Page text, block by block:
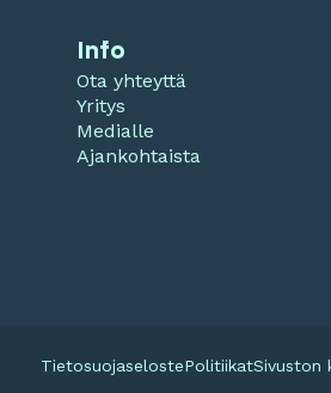
Info
Ota yhteyttä
Yritys
Medialle
Ajankohtaista
TietosuojaselostePolitiikatSivuston